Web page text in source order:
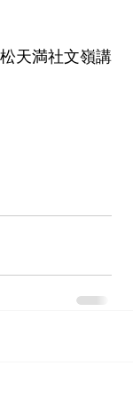
天満社文嶺講